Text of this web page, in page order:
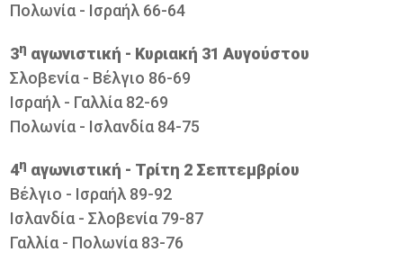
Πολωνία - Ισραήλ 66-64
3η αγωνιστική - Κυριακή 31 Αυγούστου
Σλοβενία - Βέλγιο 86-69
Ισραήλ - Γαλλία 82-69
Πολωνία - Ισλανδία 84-75
4η αγωνιστική - Τρίτη 2 Σεπτεμβρίου
Βέλγιο - Ισραήλ 89-92
Ισλανδία - Σλοβενία 79-87
Γαλλία - Πολωνία 83-76